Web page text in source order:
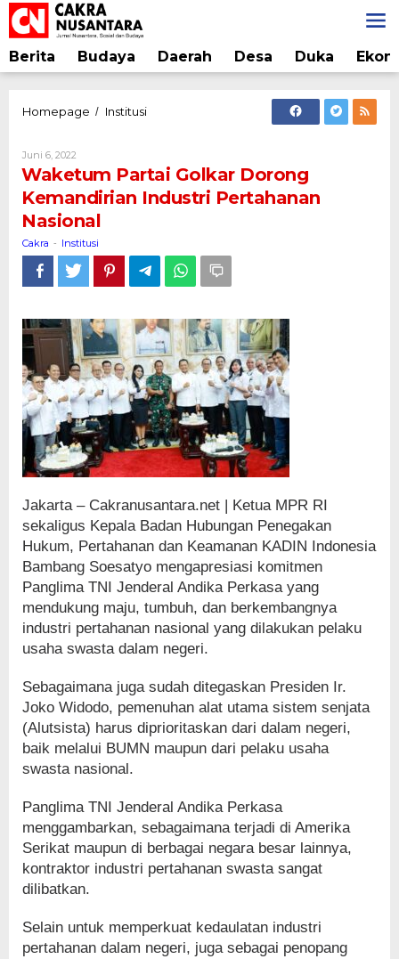
Lewati
ke
konten
Berita Budaya Daerah Desa Duka
Homepage / InstitusiWaketum
Dorong
Kemandirian
Industri
Juni 6, 2022
Cakra
Waketum Partai Golkar Dorong
Kemandirian Industri Pertahanan
Nasional
Cakra - Institusi
Jakarta – Cakranusantara.net | Ketua MPR RI
sekaligus Kepala Badan Hubungan Penegakan
Hukum, Pertahanan dan Keamanan KADIN Indonesia
Bambang Soesatyo mengapresiasi komitmen
Panglima TNI Jenderal Andika Perkasa yang
mendukung maju, tumbuh, dan berkembangnya
industri pertahanan nasional yang dilakukan pelaku
usaha swasta dalam negeri.
Sebagaimana juga sudah ditegaskan Presiden Ir.
Joko Widodo, pemenuhan alat utama sistem senjata
(Alutsista) harus diprioritaskan dari dalam negeri,
baik melalui BUMN maupun dari pelaku usaha
swasta nasional.
Panglima TNI Jenderal Andika Perkasa
menggambarkan, sebagaimana terjadi di Amerika
Serikat maupun di berbagai negara besar lainnya,
kontraktor industri pertahanan swasta sangat
dilibatkan.
Selain untuk memperkuat kedaulatan industri
pertahanan dalam negeri, juga sebagai penopang